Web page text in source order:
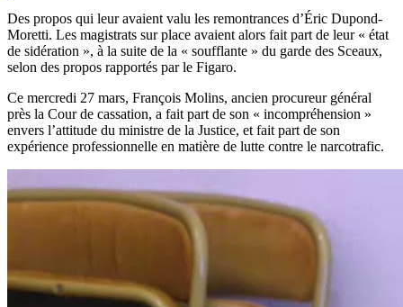
Des propos qui leur avaient valu les remontrances d’Éric Dupond-
Moretti. Les magistrats sur place avaient alors fait part de leur « état
de sidération », à la suite de la « soufflante » du garde des Sceaux,
selon des propos rapportés par le Figaro.
Ce mercredi 27 mars, François Molins, ancien procureur général
près la Cour de cassation, a fait part de son « incompréhension »
envers l’attitude du ministre de la Justice, et fait part de son
expérience professionnelle en matière de lutte contre le narcotrafic.